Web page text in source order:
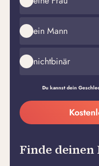
ein Mann
nichtbinär
Du kannst dein
Meine
E-
Adresse
erstellen
Finde